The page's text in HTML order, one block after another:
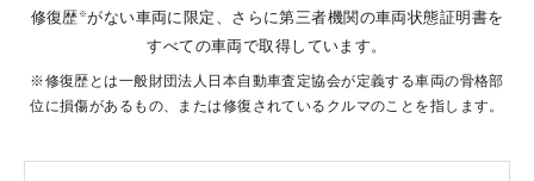
修復歴 ※がない車両に限定、 さらに第三者機関の車両状態証明書を
すべての車両で取得しています。
※修復歴とは一般財団法人日本自動車査定協会が定義する車両の骨格部
位に損傷があるもの、または修復されているクルマのことを指します。